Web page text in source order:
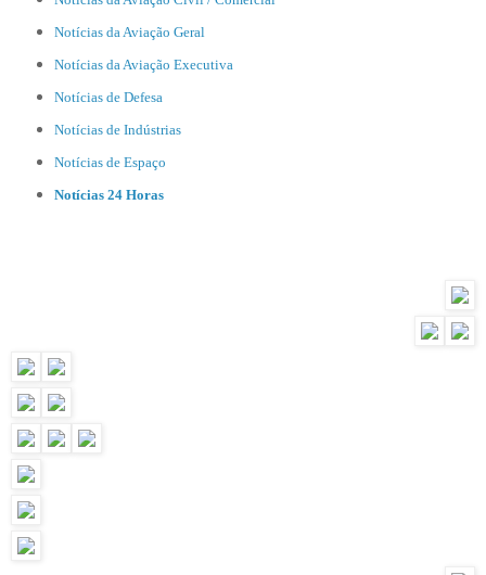
Notícias da Aviação Geral
Notícias da Aviação Executiva
Notícias de Defesa
Notícias de Indústrias
Notícias de Espaço
Notícias 24 Horas